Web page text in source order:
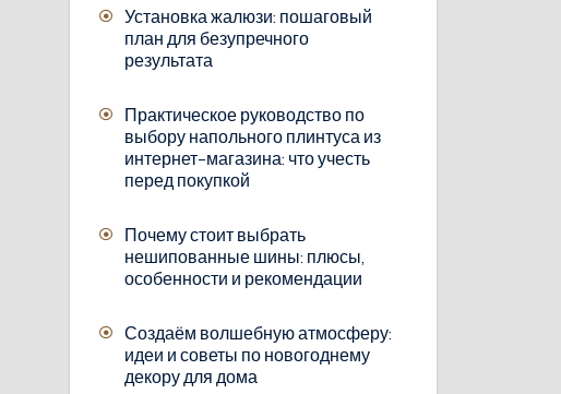
Установка жалюзи: пошаговый
план для безупречного
результата
Практическое руководство по
выбору напольного плинтуса из
интернет-магазина: что учесть
перед покупкой
Почему стоит выбрать
нешипованные шины: плюсы,
особенности и рекомендации
Создаём волшебную атмосферу:
идеи и советы по новогоднему
декору для дома